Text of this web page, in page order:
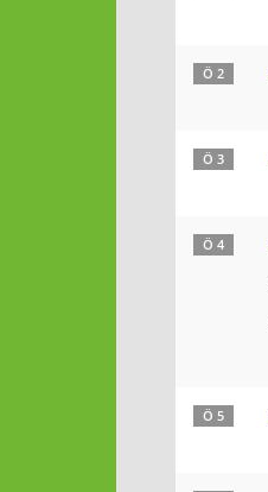
Ö 2
Ö 3
Ö 4
Ö 5